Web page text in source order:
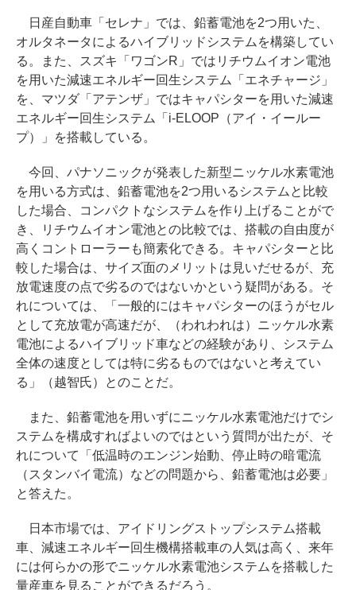
日産自動車「セレナ」では、鉛蓄電池を2つ用いた、
オルタネータによるハイブリッドシステムを構築してい
る。また、スズキ「ワゴンR」ではリチウムイオン電池
を用いた減速エネルギー回生システム「エネチャージ」
を、マツダ「アテンザ」ではキャパシターを用いた減速
エネルギー回生システム「i-ELOOP（アイ・イールー
プ）」を搭載している。
今回、パナソニックが発表した新型ニッケル水素電池
を用いる方式は、鉛蓄電池を2つ用いるシステムと比較
した場合、コンパクトなシステムを作り上げることがで
き、リチウムイオン電池との比較では、搭載の自由度が
高くコントローラーも簡素化できる。キャパシターと比
較した場合は、サイズ面のメリットは見いだせるが、充
放電速度の点で劣るのではないかという疑問がある。そ
れについては、「一般的にはキャパシターのほうがセル
として充放電が高速だが、（われわれは）ニッケル水素
電池によるハイブリッド車などの経験があり、システム
全体の速度としては特に劣るものではないと考えてい
る」（越智氏）とのことだ。
また、鉛蓄電池を用いずにニッケル水素電池だけでシ
ステムを構成すればよいのではという質問が出たが、そ
れについて「低温時のエンジン始動、停止時の暗電流
（スタンバイ電流）などの問題から、鉛蓄電池は必要」
と答えた。
日本市場では、アイドリングストップシステム搭載
車、減速エネルギー回生機構搭載車の人気は高く、来年
には何らかの形でニッケル水素電池システムを搭載した
量産車を見ることができるだろう。